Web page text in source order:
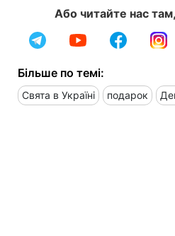
Або читайте нас
Більше по темі:
Свята в Україні подарок